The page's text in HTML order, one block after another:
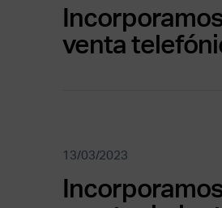
venta
13/03/2023